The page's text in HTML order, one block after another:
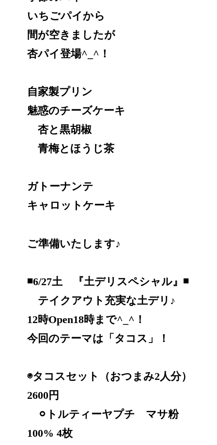
いちごパイから
間が空きましたが
杏パイ登場^_^！
自家製プリン
魅惑のチーズケーキ
杏と黒胡椒
青梅とほうじ茶
ガトーナンテ
キャロットケーキ
ご準備いたします♪
◾️6/27土 『土デリスペシャル』◾️
テイクアウト充実な土デリ♪
12時Open18時まで^_^！
今回のテーマは「タコス」！
◉タコスセット（おつまみ2人分）
2600円
⚪︎トルティーヤプチ マサ粉
100% 4枚